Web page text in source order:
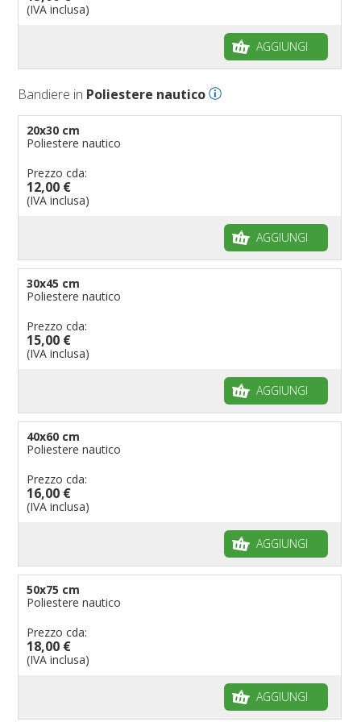
Bandiere per biciclette
Bandiere per eventi religiosi
Bandiere per ambasciate
Bandiere per riserve naturali e parchi
Bandiere per musicisti
pennoni per bandiere
(IVA inclusa)
AGGIUNGI
Bandiere in Poliestere nautico
20x30 cm
Poliestere nautico
Prezzo cda:
12,00 €
(IVA inclusa)
AGGIUNGI
30x45 cm
Poliestere nautico
Prezzo cda:
15,00 €
(IVA inclusa)
AGGIUNGI
40x60 cm
Poliestere nautico
Prezzo cda:
16,00 €
(IVA inclusa)
AGGIUNGI
50x75 cm
Poliestere nautico
Prezzo cda:
18,00 €
(IVA inclusa)
AGGIUNGI